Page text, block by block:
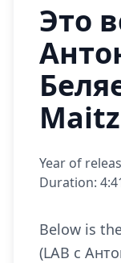
Это
Maitz
Year of
Duration:
Below is
(LAB с